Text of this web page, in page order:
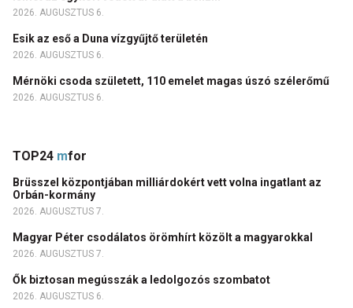
2026. AUGUSZTUS 6.
Esik az eső a Duna vízgyűjtő területén
2026. AUGUSZTUS 6.
Mérnöki csoda született, 110 emelet magas úszó szélerőmű
2026. AUGUSZTUS 6.
TOP24 mfor
Brüsszel központjában milliárdokért vett volna ingatlant az
Orbán-kormány
2026. AUGUSZTUS 7.
Magyar Péter csodálatos örömhírt közölt a magyarokkal
2026. AUGUSZTUS 7.
Ők biztosan megússzák a ledolgozós szombatot
2026. AUGUSZTUS 6.